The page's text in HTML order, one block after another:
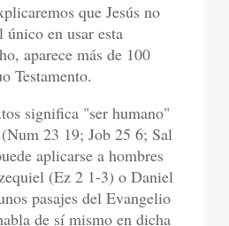
que Jesús no
en usar esta
aparece más de 100
Testamento.
significa "ser humano"
23 19; Job 25 6; Sal
aplicarse a hombres
(Ez 2 1-3) o Daniel
pasajes del Evangelio
de sí mismo en dicha